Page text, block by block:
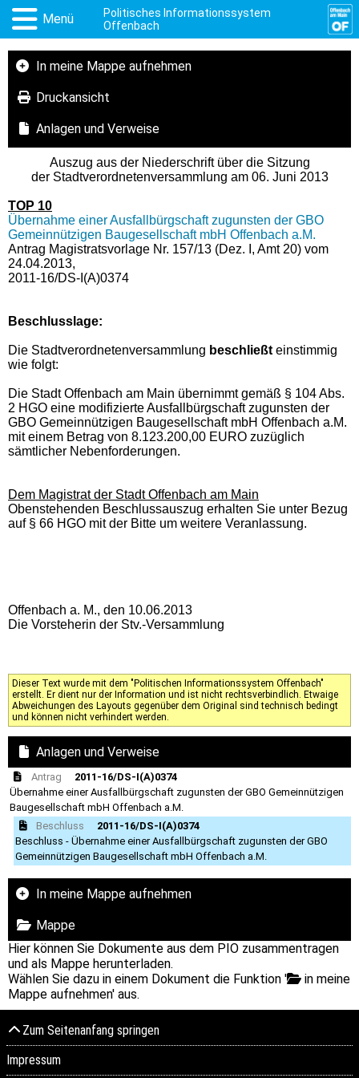
Menü
Politisches Informationssystem
Offenbach
In meine Mappe aufnehmen
Druckansicht
Anlagen und Verweise
Auszug aus der Niederschrift über die Sitzung
der Stadtverordnetenversammlung am 06. Juni 2013
TOP 10
Übernahme einer Ausfallbürgschaft zugunsten der GBO
Gemeinnützigen Baugesellschaft mbH Offenbach a.M.
Antrag Magistratsvorlage Nr. 157/13 (Dez. I, Amt 20) vom
24.04.2013,
2011-16/DS-I(A)0374
Beschlusslage:
Die Stadtverordnetenversammlung beschließt einstimmig
wie folgt:
Die Stadt Offenbach am Main übernimmt gemäß § 104 Abs.
2 HGO eine modifizierte Ausfallbürgschaft zugunsten der
GBO Gemeinnützigen Baugesellschaft mbH Offenbach a.M.
mit einem Betrag von 8.123.200,00 EURO zuzüglich
sämtlicher Nebenforderungen.
Dem Magistrat der Stadt Offenbach am Main
Obenstehenden Beschlussauszug erhalten Sie unter Bezug
auf § 66 HGO mit der Bitte um weitere Veranlassung.
Offenbach a. M., den 10.06.2013
Die Vorsteherin der Stv.-Versammlung
Dieser Text wurde mit dem "Politischen Informationssystem Offenbach"
erstellt. Er dient nur der Information und ist nicht rechtsverbindlich. Etwaige
Abweichungen des Layouts gegenüber dem Original sind technisch bedingt
und können nicht verhindert werden.
Anlagen und Verweise
Antrag
2011-16/DS-I(A)0374
Übernahme einer Ausfallbürgschaft zugunsten der GBO Gemeinnützigen
Baugesellschaft mbH Offenbach a.M.
Beschluss
2011-16/DS-I(A)0374
Beschluss - Übernahme einer Ausfallbürgschaft zugunsten der GBO
Gemeinnützigen Baugesellschaft mbH Offenbach a.M.
In meine Mappe aufnehmen
Mappe
Hier können Sie Dokumente aus dem PIO zusammentragen
und als Mappe herunterladen.
Wählen Sie dazu in einem Dokument die Funktion '
in meine
Mappe aufnehmen' aus.
Zum Seitenanfang springen
Impressum